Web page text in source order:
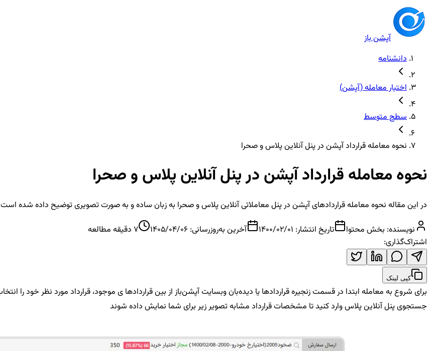
آپشن باز
دانشنامه
اختیار معامله (آپشن)
سطح متوسط
نحوه معامله قرارداد آپشن در پنل آنلاین پلاس و صحرا
نحوه معامله قرارداد آپشن در پنل آنلاین پلاس و صحرا
در این مقاله نحوه معامله قراردادهای آپشن در پنل معاملاتی آنلاین پلاس و صحرا به زبان ساده و به صورت تصویری توضیح داده شده است
نویسنده: بخش محتوا تاریخ انتشار: 1400/02/01 آخرین به‌روزرسانی: 1405/04/06
7 دقیقه مطالعه
اشتراک‌گذاری:
کپی لینک
جستجوی پنل آنلاین پلاس وارد کنید تا مشخصات قرارداد مشابه تصویر زیر برای شما نمایش داده شوند